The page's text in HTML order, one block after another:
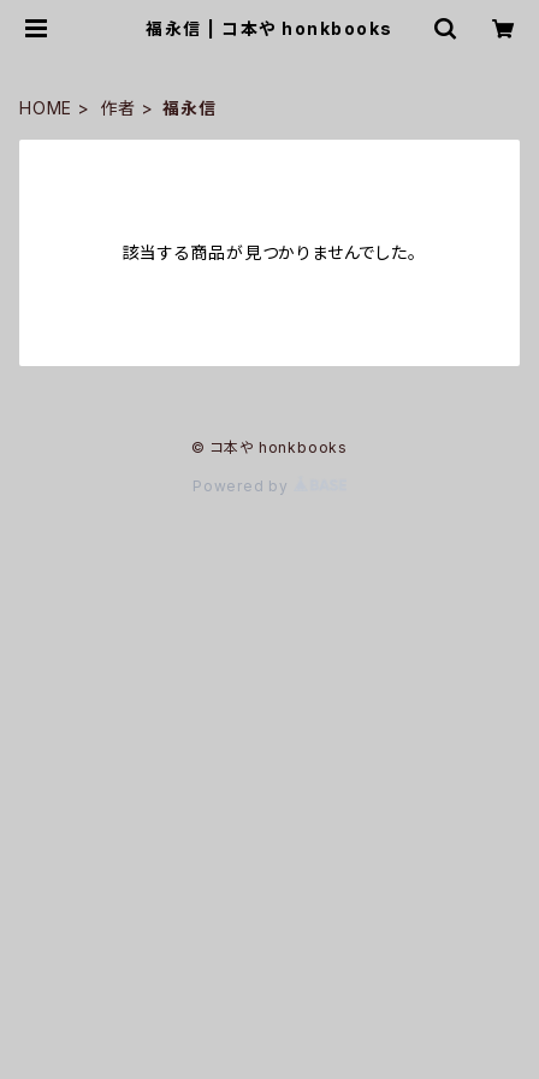
福永信 | コ本や honkbooks
HOME 作者 福永信
該当する商品が見つかりませんでした。
© コ本や honkbooks
Powered by